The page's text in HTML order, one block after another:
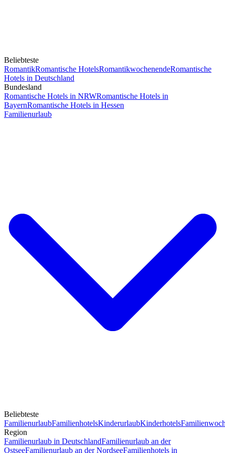
Beliebteste
RomantikRomantische HotelsRomantikwochenendeRomantische
Hotels in Deutschland
Bundesland
Romantische Hotels in NRWRomantische Hotels in
BayernRomantische Hotels in Hessen
Familienurlaub
Beliebteste
FamilienurlaubFamilienhotelsKinderurlaubKinderhotels
Region
Familienurlaub in DeutschlandFamilienurlaub an der
OstseeFamilienurlaub an der NordseeFamilienhotels in